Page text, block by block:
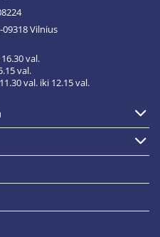
09318 Vilnius
val.
val.
val. iki 12.15 val.